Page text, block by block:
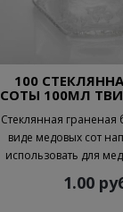
100
СОТЫ 100МЛ
Стеклянная граненая
виде медовых сот
использовать для
1.00